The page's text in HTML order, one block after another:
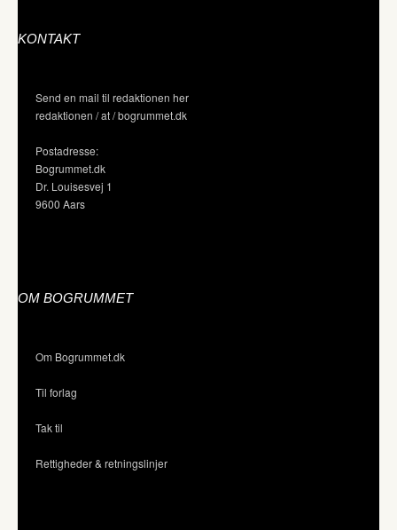
KONTAKT
Send en mail til redaktionen her
redaktionen / at / bogrummet.dk
Postadresse:
Bogrummet.dk
Dr. Louisesvej 1
9600 Aars
OM BOGRUMMET
Om Bogrummet.dk
Til forlag
Tak til
Rettigheder & retningslinjer